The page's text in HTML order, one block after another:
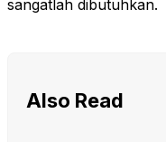
sangatlah dibutuhkan.
Also Read